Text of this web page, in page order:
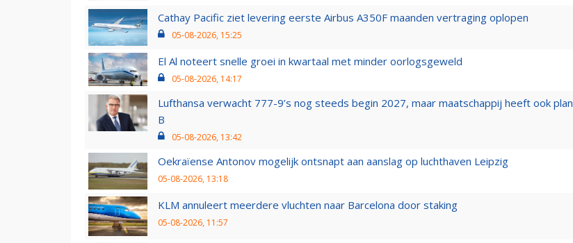
Cathay Pacific ziet levering eerste Airbus A350F maanden vertraging oplopen
05-08-2026, 15:25
El Al noteert snelle groei in kwartaal met minder oorlogsgeweld
05-08-2026, 14:17
Lufthansa verwacht 777-9’s nog steeds begin 2027, maar maatschappij heeft ook plan
B
05-08-2026, 13:42
Oekraïense Antonov mogelijk ontsnapt aan aanslag op luchthaven Leipzig
05-08-2026, 13:18
KLM annuleert meerdere vluchten naar Barcelona door staking
05-08-2026, 11:57